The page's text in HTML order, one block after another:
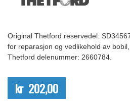
Original Thetford reservedel:
for reparasjon og vedlikehold av
Thetford delenummer: 2660784.
kr 202,00